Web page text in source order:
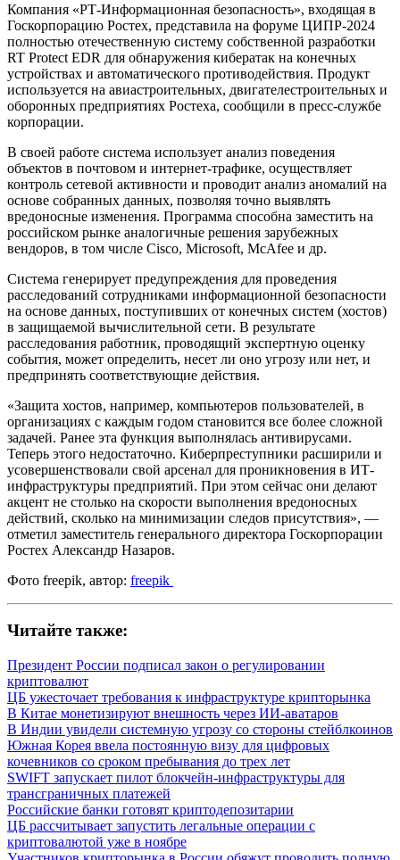
Компания «РТ-Информационная безопасность», входящая в
Госкорпорацию Ростех, представила на форуме ЦИПР-2024
полностью отечественную систему собственной разработки
RT Protect EDR для обнаружения кибератак на конечных
устройствах и автоматического противодействия. Продукт
используется на авиастроительных, двигателестроительных и
оборонных предприятиях Ростеха, сообщили в пресс-службе
корпорации.
В своей работе система использует анализ поведения
объектов в почтовом и интернет-трафике, осуществляет
контроль сетевой активности и проводит анализ аномалий на
основе собранных данных, позволяя точно выявлять
вредоносные изменения. Программа способна заместить на
российском рынке аналогичные решения зарубежных
вендоров, в том числе Cisco, Microsoft, McAfee и др.
Система генерирует предупреждения для проведения
расследований сотрудниками информационной безопасности
на основе данных, поступивших от конечных систем (хостов)
в защищаемой вычислительной сети. В результате
расследования работник, проводящий экспертную оценку
события, может определить, несет ли оно угрозу или нет, и
предпринять соответствующие действия.
«Защита хостов, например, компьютеров пользователей, в
организациях с каждым годом становится все более сложной
задачей. Ранее эта функция выполнялась антивирусами.
Теперь этого недостаточно. Киберпреступники расширили и
усовершенствовали свой арсенал для проникновения в ИТ-
инфраструктуры предприятий. При этом сейчас они делают
акцент не столько на скорости выполнения вредоносных
действий, сколько на минимизации следов присутствия», —
отметил заместитель генерального директора Госкорпорации
Ростех Александр Назаров.
Фото freepik, автор: freepik
Читайте также:
Президент России подписал закон о регулировании
криптовалют
ЦБ ужесточает требования к инфраструктуре крипторынка
В Китае монетизируют внешность через ИИ-аватаров
В Индии увидели системную угрозу со стороны стейблкоинов
Южная Корея ввела постоянную визу для цифровых
кочевников со сроком пребывания до трех лет
SWIFT запускает пилот блокчейн-инфраструктуры для
трансграничных платежей
Российские банки готовят криптодепозитарии
ЦБ рассчитывает запустить легальные операции с
криптовалютой уже в ноябре